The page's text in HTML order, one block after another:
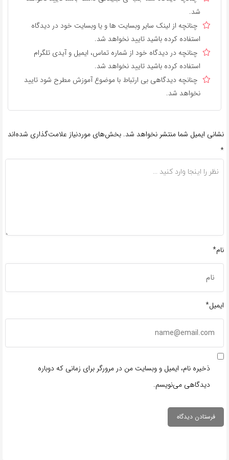
شد.
چنانچه از لینک سایر وبسایت ها و یا وبسایت خود در دیدگاه
استفاده کرده باشید تایید نخواهد شد.
چنانچه در دیدگاه خود از شماره تماس، ایمیل و آیدی تلگرام
استفاده کرده باشید تایید نخواهد شد.
چنانچه دیدگاهی بی ارتباط با موضوع آموزش مطرح شود تایید
نخواهد شد.
نشانی ایمیل شما منتشر نخواهد شد. بخش‌های موردنیاز علامت‌گذاری شده‌اند
*
نام*
ایمیل*
ذخیره نام، ایمیل و وبسایت من در مرورگر برای زمانی که دوباره
دیدگاهی می‌نویسم.